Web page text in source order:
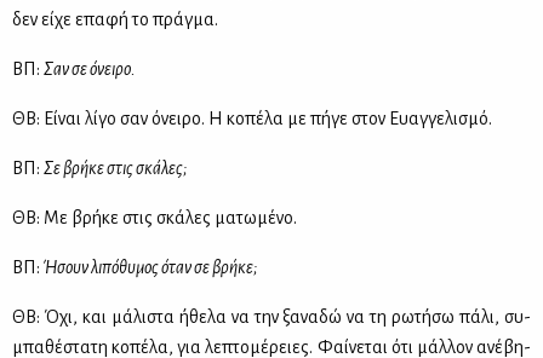
δεν εί­χε επα­φή το πράγ­μα.
ΒΠ: Σαν σε όνει­ρο.
ΘΒ: Εί­ναι λί­γο σαν όνει­ρο. Η κο­πέ­λα με πή­γε στον Ευαγ­γε­λι­σμό.
ΒΠ: Σε βρή­κε στις σκά­λες;
ΘΒ: Με βρή­κε στις σκά­λες μα­τω­μέ­νο.
ΒΠ: Ήσουν λι­πό­θυ­μος όταν σε βρή­κε;
ΘΒ: Όχι, και μά­λι­στα ήθε­λα να την ξα­να­δώ να τη ρω­τή­σω πά­λι, συ­
μπα­θέ­στα­τη κο­πέ­λα, για λε­πτο­μέ­ρειες. Φαί­νε­ται ότι μάλ­λον ανέ­βη­